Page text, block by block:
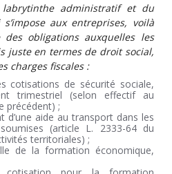
administratif et du
aux entreprises, voilà
obligations auxquelles les
juste en termes de droit social,
charges fiscales :
cotisations de sécurité sociale,
trimestriel (selon effectif au
précédent) ;
d’une aide au transport dans les
(article L. 2333-64 du
territoriales) ;
de la formation économique,